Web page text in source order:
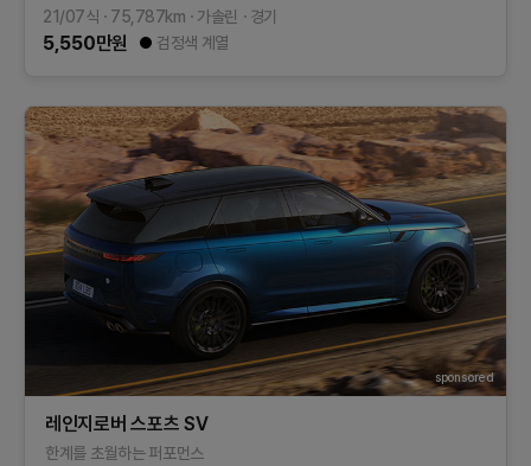
21/07식 75,787km 가솔린 경기
5,550만원 검정색 계열
sponsored
레인지로버 스포츠 SV
한계를 초월하는 퍼포먼스